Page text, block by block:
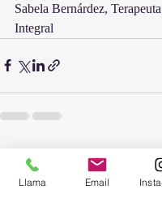
Sabela Bernárdez,
Integral
Entradas recientes
Llama Email